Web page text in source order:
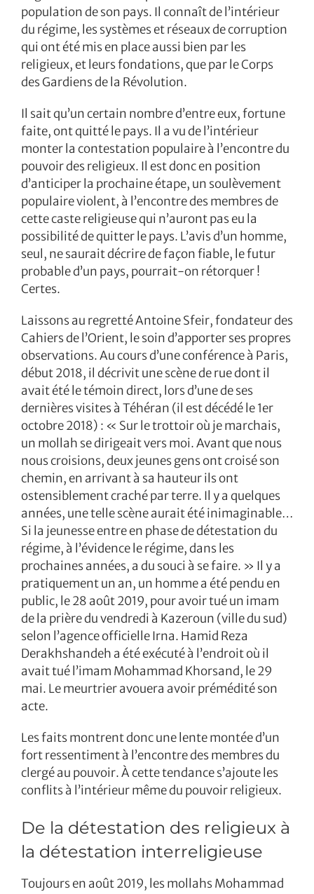
population de son pays. Il connaît de l’intérieur
du régime, les systèmes et réseaux de corruption
qui ont été mis en place aussi bien par les
religieux, et leurs fondations, que par le Corps
des Gardiens de la Révolution.
Il sait qu’un certain nombre d’entre eux, fortune
faite, ont quitté le pays. Il a vu de l’intérieur
monter la contestation populaire à l’encontre du
pouvoir des religieux. Il est donc en position
d’anticiper la prochaine étape, un soulèvement
populaire violent, à l’encontre des membres de
cette caste religieuse qui n’auront pas eu la
possibilité de quitter le pays. L’avis d’un homme,
seul, ne saurait décrire de façon fiable, le futur
probable d’un pays, pourrait-on rétorquer !
Certes.
Laissons au regretté Antoine Sfeir, fondateur des
Cahiers de l’Orient, le soin d’apporter ses propres
observations. Au cours d’une conférence à Paris,
début 2018, il décrivit une scène de rue dont il
avait été le témoin direct, lors d’une de ses
dernières visites à Téhéran (il est décédé le 1er
octobre 2018) : « Sur le trottoir où je marchais,
un mollah se dirigeait vers moi. Avant que nous
nous croisions, deux jeunes gens ont croisé son
chemin, en arrivant à sa hauteur ils ont
ostensiblement craché par terre. Il y a quelques
années, une telle scène aurait été inimaginable…
Si la jeunesse entre en phase de détestation du
régime, à l’évidence le régime, dans les
prochaines années, a du souci à se faire. » Il y a
pratiquement un an, un homme a été pendu en
public, le 28 août 2019, pour avoir tué un imam
de la prière du vendredi à Kazeroun (ville du sud)
selon l’agence officielle Irna. Hamid Reza
Derakhshandeh a été exécuté à l’endroit où il
avait tué l’imam Mohammad Khorsand, le 29
mai. Le meurtrier avouera avoir prémédité son
acte.
Les faits montrent donc une lente montée d’un
fort ressentiment à l’encontre des membres du
clergé au pouvoir. À cette tendance s’ajoute les
conflits à l’intérieur même du pouvoir religieux.
De la détestation des religieux à
la détestation interreligieuse
Toujours en août 2019, les mollahs Mohammad